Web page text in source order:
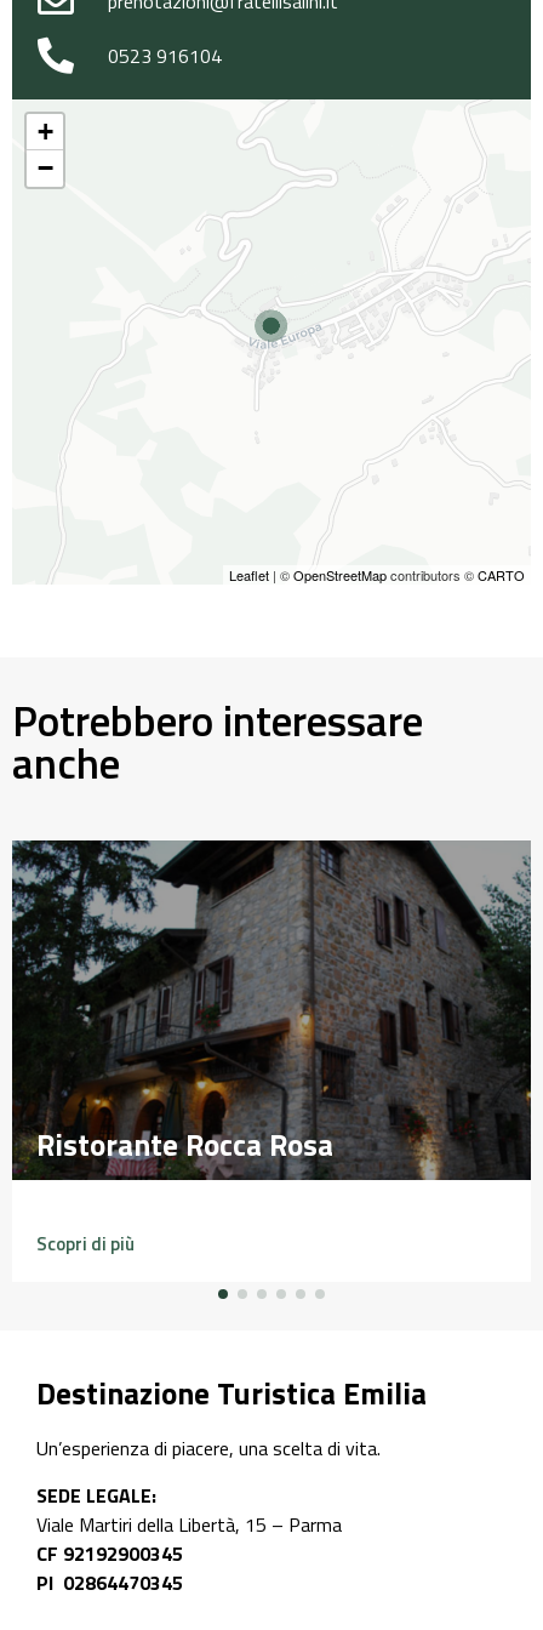
0523 916104
+
−
Leaflet | ©OpenStreetMapcontributors ©CARTO
Potrebbero interessare
anche
Ristorante Rocca Rosa
Ristorante Rocca Rosa
Scopri di più
Destinazione Turistica Emilia
Un’esperienza di piacere, una scelta di vita.
SEDE LEGALE:
Viale Martiri della Libertà, 15 – Parma
CF 92192900345
PI 02864470345